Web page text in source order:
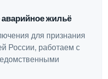
жильё
для признания
России, работаем с